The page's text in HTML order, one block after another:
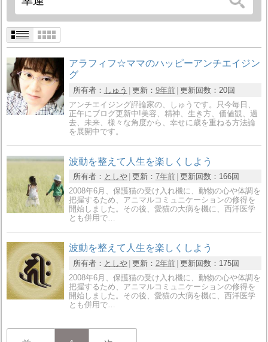
アラフィフ☆ママのハッピーアンチエイジン
グ
所有者： しゅう 更新： 9年前 更新回数： 20回
アンチエイジング評論家の、しゅうです。只今毎日、
正午にブログ更新中!美容、精神、生き方、価値観、過
去、未来、様々な角度から、幸せに歳を重ねる方法論
を展開中です。
波動を整えて人生を楽しくしよう
所有者： としや 更新： 7年前 更新回数： 166回
2008年6月、保護猫の受け入れ機に、動物の心や体調を
把握するため、アニマルコミュニケーションの修得を
開始しました。その後、愛猫の大病を機に、西洋医学
とも併用で…
波動を整えて人生を楽しくしよう
所有者： としや 更新： 2年前 更新回数： 175回
2008年6月、保護猫の受け入れ機に、動物の心や体調を
把握するため、アニマルコミュニケーションの修得を
開始しました。その後、愛猫の大病を機に、西洋医学
とも併用で…